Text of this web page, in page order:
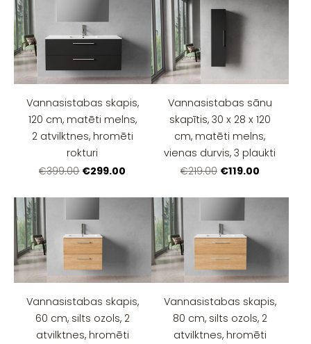
Vannasistabas skapis,
120 cm, matēti melns,
2 atvilktnes, hromēti
rokturi
€399.00 €299.00
Vannasistabas sānu
skapītis, 30 x 28 x 120
cm, matēti melns,
vienas durvis, 3 plaukti
€219.00 €119.00
Vannasistabas skapis,
60 cm, silts ozols, 2
atvilktnes, hromēti
Vannasistabas skapis,
80 cm, silts ozols, 2
atvilktnes, hromēti